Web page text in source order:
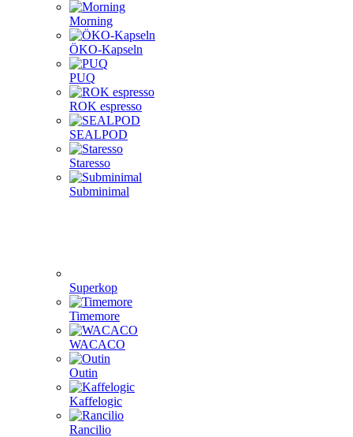
Morning
ÖKO-Kapseln
PUQ
ROK espresso
SEALPOD
Staresso
Subminimal
Superkop
Timemore
WACACO
Outin
Kaffelogic
Rancilio